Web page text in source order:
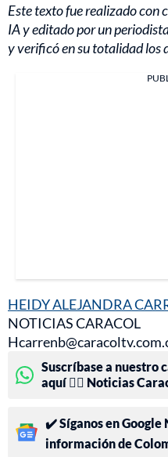
Este texto fue realizado con
IA y editado por un
y verificó en su totalidad los
HEIDY ALEJANDRA
NOTICIAS CARACOL
Suscríbase a nuestro
aquí 👉🏻 Noticias
✔️ Síganos en Google
información de